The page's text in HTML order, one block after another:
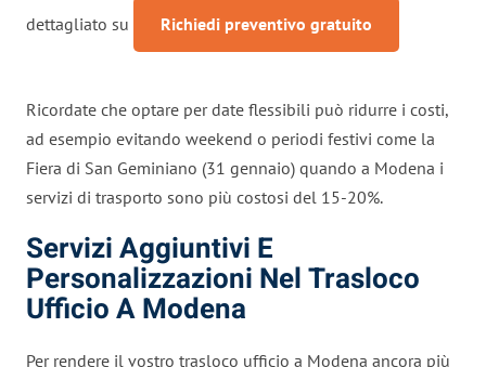
dettagliato su Richiedi preventivo gratuito
Ricordate che optare per date flessibili può ridurre i costi,
ad esempio evitando weekend o periodi festivi come la
Fiera di San Geminiano (31 gennaio) quando a Modena i
servizi di trasporto sono più costosi del 15-20%.
Servizi Aggiuntivi E
Personalizzazioni Nel Trasloco
Ufficio A Modena
Per rendere il vostro trasloco ufficio a Modena ancora più